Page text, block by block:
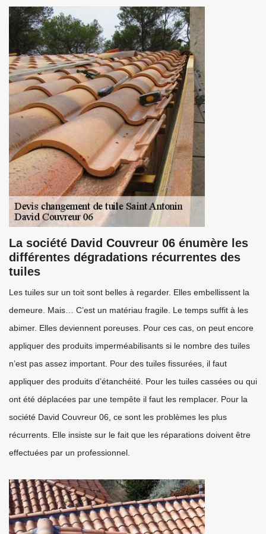
La société David Couvreur 06 énumère les
différentes dégradations récurrentes des
tuiles
Les tuiles sur un toit sont belles à regarder. Elles embellissent la
demeure. Mais… C’est un matériau fragile. Le temps suffit à les
abimer. Elles deviennent poreuses. Pour ces cas, on peut encore
appliquer des produits imperméabilisants si le nombre des tuiles
n’est pas assez important. Pour des tuiles fissurées, il faut
appliquer des produits d’étanchéité. Pour les tuiles cassées ou qui
ont été déplacées par une tempête il faut les remplacer. Pour la
société David Couvreur 06, ce sont les problèmes les plus
récurrents. Elle insiste sur le fait que les réparations doivent être
effectuées par un professionnel.